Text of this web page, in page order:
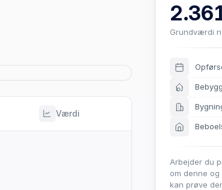
Værdi
Grundværdi
Arbejder du
om denne
kan prøve